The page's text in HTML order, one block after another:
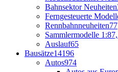
Bahnsektor Neuheiten
Ferngesteuerte
Rennbahnneuheiten77
Sammlermodelle
Auslauf65
Bausätze14196
Autos974